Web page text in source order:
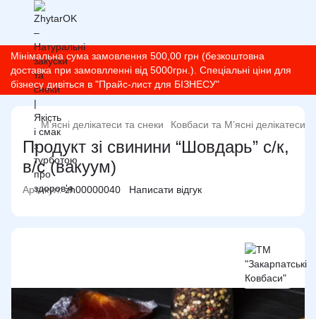
Мінімальна сума замовлення 500,00 грн (безкоштовна
доставка при замовлленні від 5000грн.). Спеціальні ціни для
бізнесу дивіться в "Прайс-лист для БІЗНЕСУ"
М’ясні делікатеси та снеки Ковбаси та М’ясні делікатеси
Продукт зі свинини “Шовдарь” с/к,
в/с (вакуум)
Артикул:zh00000040 Написати відгук